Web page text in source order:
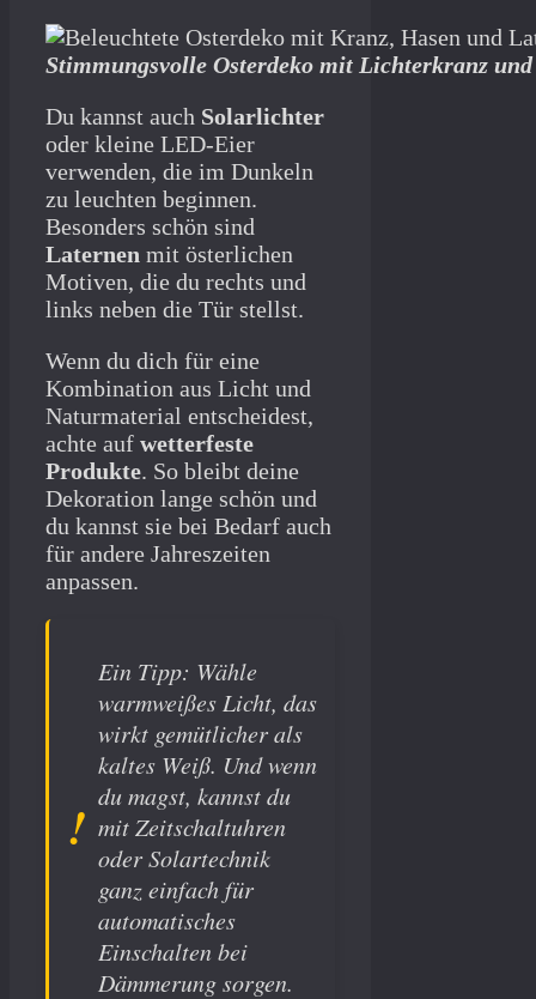
Stimmungsvolle Osterdeko mit Lichterkranz
Du kannst auch Solarlichter
oder kleine LED-Eier
verwenden, die im Dunkeln
zu leuchten beginnen.
Besonders schön sind
Laternen mit österlichen
Motiven, die du rechts und
links neben die Tür stellst.
Wenn du dich für eine
Kombination aus Licht und
Naturmaterial entscheidest,
achte auf wetterfeste
Produkte. So bleibt deine
Dekoration lange schön und
du kannst sie bei Bedarf auch
für andere Jahreszeiten
anpassen.
Ein Tipp: Wähle
warmweißes Licht, das
wirkt gemütlicher als
kaltes Weiß. Und wenn
du magst, kannst du
mit Zeitschaltuhren
oder Solartechnik
ganz einfach für
automatisches
Einschalten bei
Dämmerung sorgen.